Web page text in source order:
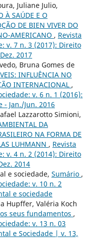
Juliane Julio,
À SAÚDE E O
DE BIEN VIVER DO
AMERICANO , Revista
v. 7 n. 3 (2017): Direito
2017
Bruna Gomes de
INFLUÊNCIA NO
INTERNACIONAL ,
v. 6 n. 1 (2016):
Jan./Jun. 2016
Lazzarotto Simioni,
DA
NA FORMA DE
LUHMANN , Revista
v. 4 n. 2 (2014): Direito
2014
e sociedade, Sumário ,
v. 10 n. 2
e sociedade
Hupffer, Valéria Koch
seus fundamentos ,
v. 13 n. 03
e Sociedade | v. 13,